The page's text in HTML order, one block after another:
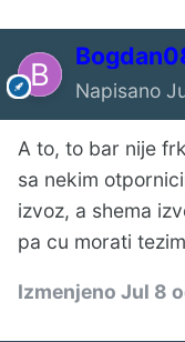
Napisano
A to, to bar nije
sa nekim
izvoz, a shema
pa cu morati
Izmenjeno Jul 8